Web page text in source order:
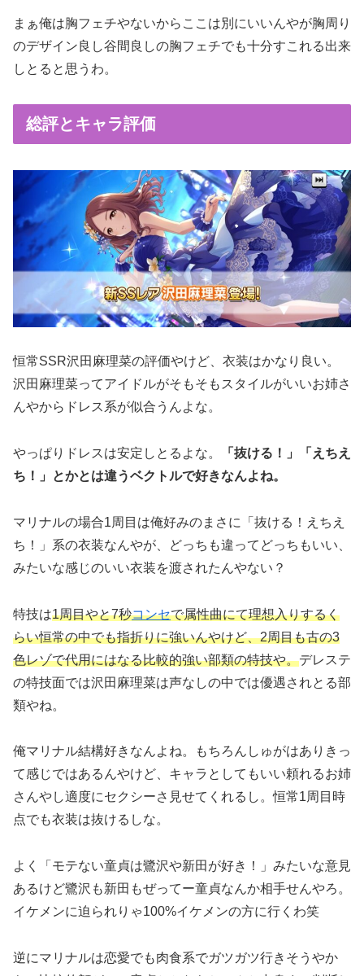
まぁ俺は胸フェチやないからここは別にいいんやが胸周り
のデザイン良し谷間良しの胸フェチでも十分すこれる出来
しとると思うわ。
総評とキャラ評価
恒常SSR沢田麻理菜の評価やけど、衣装はかなり良い。
沢田麻理菜ってアイドルがそもそもスタイルがいいお姉さ
んやからドレス系が似合うんよな。
やっぱりドレスは安定しとるよな。
「抜ける！」「えちえ
ち！」とかとは違うベクトルで好きなんよね。
マリナルの場合1周目は俺好みのまさに「抜ける！えちえ
ち！」系の衣装なんやが、どっちも違ってどっちもいい、
みたいな感じのいい衣装を渡されたんやない？
特技は1周目やと7秒コンセで属性曲にて理想入りするく
らい恒常の中でも指折りに強いんやけど、2周目も古の3
色レゾで代用にはなる比較的強い部類の特技や。デレステ
の特技面では沢田麻理菜は声なしの中では優遇されとる部
類やね。
俺マリナル結構好きなんよね。もちろんしゅがはありきっ
て感じではあるんやけど、キャラとしてもいい頼れるお姉
さんやし適度にセクシーさ見せてくれるし。恒常1周目時
点でも衣装は抜けるしな。
よく「モテない童貞は鷺沢や新田が好き！」みたいな意見
あるけど鷺沢も新田もぜってー童貞なんか相手せんやろ。
イケメンに迫られりゃ100%イケメンの方に行くわ笑
逆にマリナルは恋愛でも肉食系でガツガツ行きそうやか